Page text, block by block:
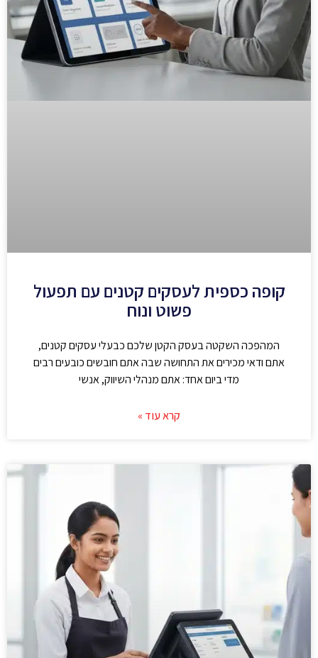
קופה כספית לעסקים קטנים עם תפעול
פשוט ונוח
המהפכה השקטה בעסק הקטן שלכם כבעלי עסקים קטנים,
אתם ודאי מכירים את התחושה שבה אתם חובשים כובעים רבים
מדי ביום אחד: אתם מנהלי השיווק, אנשי
קרא עוד »